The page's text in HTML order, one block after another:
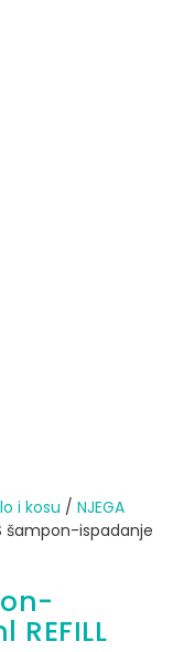
i kosu / NJEGA
šampon-ispadanje